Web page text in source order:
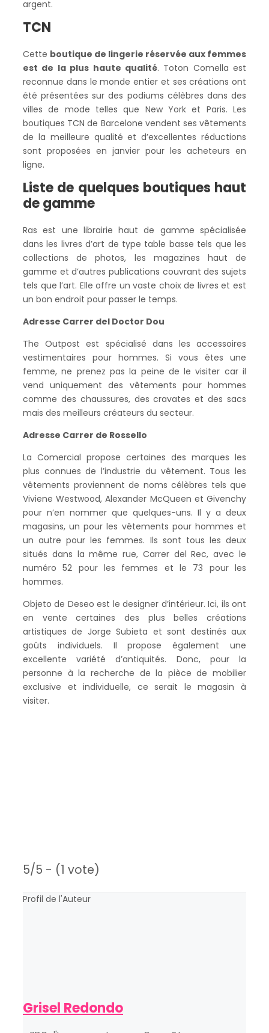
argent.
TCN
Cette boutique de lingerie réservée aux femmes
est de la plus haute qualité. Toton Comella est
reconnue dans le monde entier et ses créations ont
été présentées sur des podiums célèbres dans des
villes de mode telles que New York et Paris. Les
boutiques TCN de Barcelone vendent ses vêtements
de la meilleure qualité et d’excellentes réductions
sont proposées en janvier pour les acheteurs en
ligne.
Liste de quelques boutiques haut
de gamme
Ras est une librairie haut de gamme spécialisée
dans les livres d’art de type table basse tels que les
collections de photos, les magazines haut de
gamme et d’autres publications couvrant des sujets
tels que l’art. Elle offre un vaste choix de livres et est
un bon endroit pour passer le temps.
Adresse Carrer del Doctor Dou
The Outpost est spécialisé dans les accessoires
vestimentaires pour hommes. Si vous êtes une
femme, ne prenez pas la peine de le visiter car il
vend uniquement des vêtements pour hommes
comme des chaussures, des cravates et des sacs
mais des meilleurs créateurs du secteur.
Adresse Carrer de Rossello
La Comercial propose certaines des marques les
plus connues de l’industrie du vêtement. Tous les
vêtements proviennent de noms célèbres tels que
Viviene Westwood, Alexander McQueen et Givenchy
pour n’en nommer que quelques-uns. Il y a deux
magasins, un pour les vêtements pour hommes et
un autre pour les femmes. Ils sont tous les deux
situés dans la même rue, Carrer del Rec, avec le
numéro 52 pour les femmes et le 73 pour les
hommes.
Objeto de Deseo est le designer d’intérieur. Ici, ils ont
en vente certaines des plus belles créations
artistiques de Jorge Subieta et sont destinés aux
goûts individuels. Il propose également une
excellente variété d’antiquités. Donc, pour la
personne à la recherche de la pièce de mobilier
exclusive et individuelle, ce serait le magasin à
visiter.
5/5 - (1 vote)
Profil de l'Auteur
Grisel Redondo